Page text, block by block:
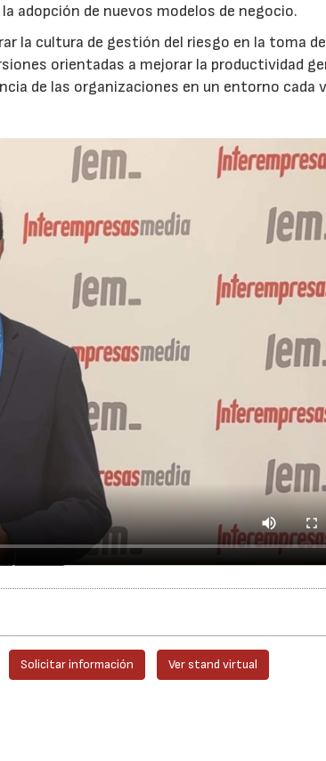
adopción de nuevos modelos de negocio.
la cultura de gestión del riesgo en la toma de
orientadas a mejorar la productividad
de las organizaciones en un entorno cada
Solicitar información Ver stand virtual